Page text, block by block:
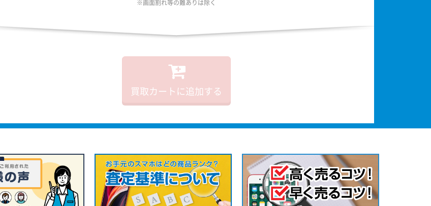
※画面割れ等の難ありは除く
買取カートに追加する